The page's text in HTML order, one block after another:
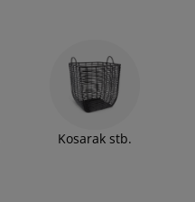
Kosarak stb.